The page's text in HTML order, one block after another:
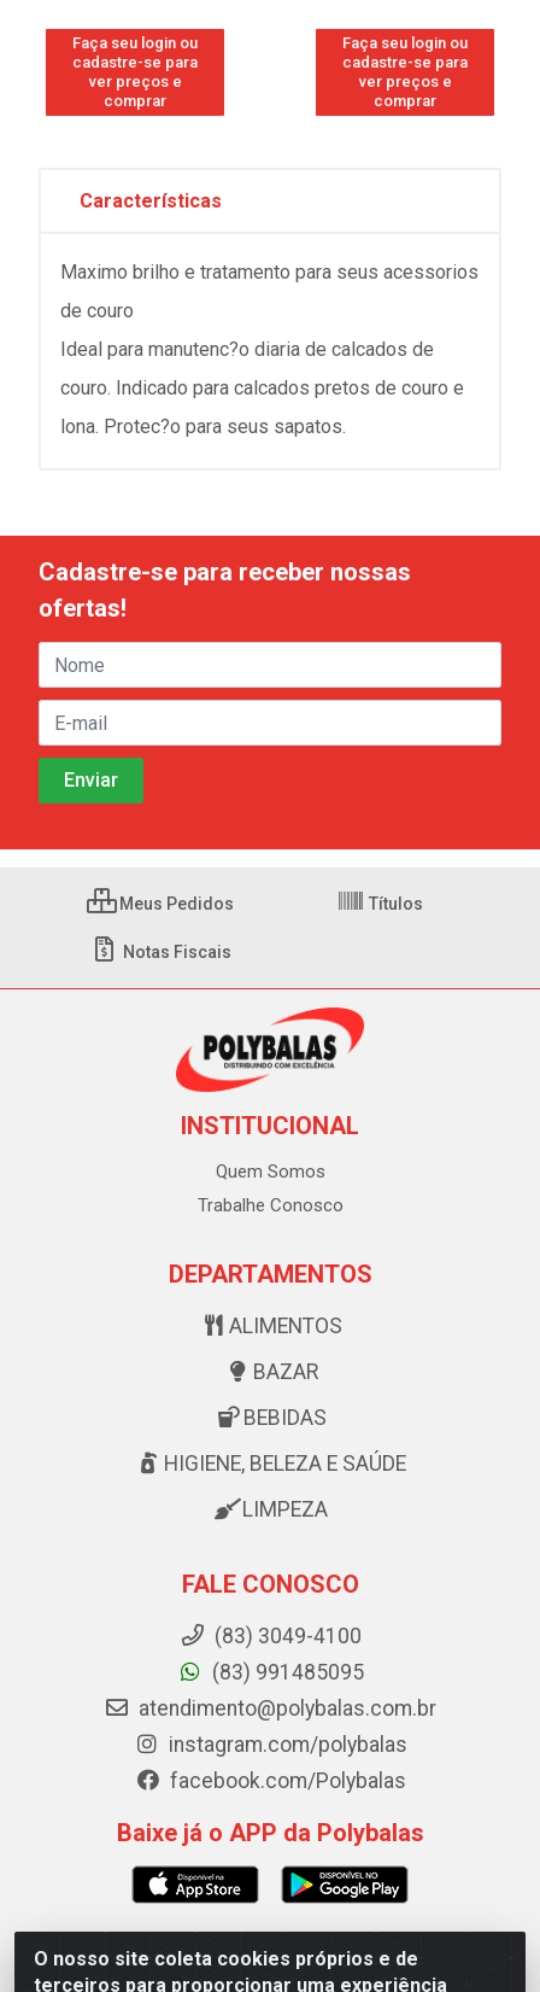
Faça seu login ou
cadastre-se para
ver preços e
comprar
Faça seu login ou
cadastre-se para
ver preços e
comprar
Características
Maximo brilho e tratamento para seus acessorios
de couro
Ideal para manutenc?o diaria de calcados de
couro. Indicado para calcados pretos de couro e
lona. Protec?o para seus sapatos.
O nosso site coleta cookies próprios e de
terceiros para proporcionar uma experiência
Cadastre-se para receber nossas
ofertas!
Meus Pedidos Títulos
Notas Fiscais
INSTITUCIONAL
Quem Somos
Trabalhe Conosco
DEPARTAMENTOS
ALIMENTOS
BAZAR
BEBIDAS
HIGIENE, BELEZA E SAÚDE
LIMPEZA
FALE CONOSCO
(83) 3049-4100
(83) 991485095
atendimento@polybalas.com.br
instagram.com/polybalas
facebook.com/Polybalas
Baixe já o APP da Polybalas
Polybalas - Rua João Miguel de Souza, 173 Galpão B -